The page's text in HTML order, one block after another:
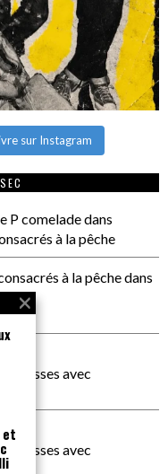
sur Instagram
P comeladedans
à la pêche
à la pêchedans
classes avec
classes avec
et